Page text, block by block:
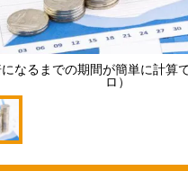
なるまでの期間が簡単に計算
ロ）